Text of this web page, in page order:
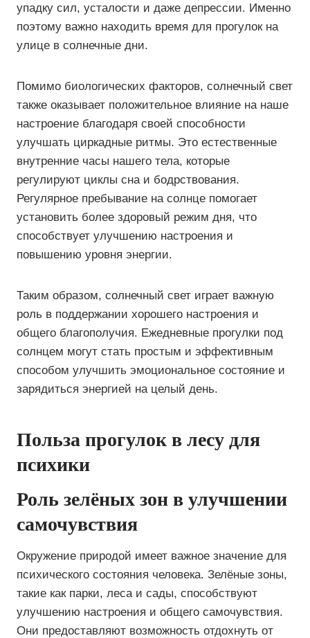
упадку сил, усталости и даже депрессии. Именно
поэтому важно находить время для прогулок на
улице в солнечные дни.
Помимо биологических факторов, солнечный свет
также оказывает положительное влияние на наше
настроение благодаря своей способности
улучшать циркадные ритмы. Это естественные
внутренние часы нашего тела, которые
регулируют циклы сна и бодрствования.
Регулярное пребывание на солнце помогает
установить более здоровый режим дня, что
способствует улучшению настроения и
повышению уровня энергии.
Таким образом, солнечный свет играет важную
роль в поддержании хорошего настроения и
общего благополучия. Ежедневные прогулки под
солнцем могут стать простым и эффективным
способом улучшить эмоциональное состояние и
зарядиться энергией на целый день.
Польза прогулок в лесу для
психики
Роль зелёных зон в улучшении
самочувствия
Окружение природой имеет важное значение для
психического состояния человека. Зелёные зоны,
такие как парки, леса и сады, способствуют
улучшению настроения и общего самочувствия.
Они предоставляют возможность отдохнуть от